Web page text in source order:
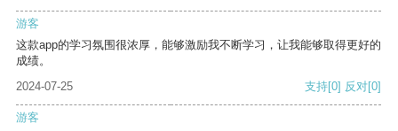
游客
这款app的学习氛围很浓厚，能够激励我不断学习，让我能够取得更好的
成绩。
2024-07-25
支持[0] 反对[0]
游客